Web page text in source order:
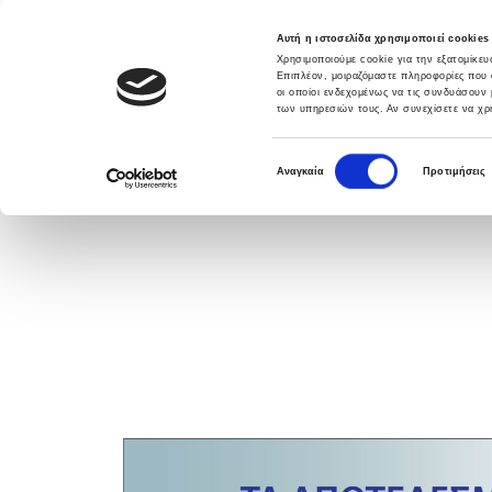
Αυτή η ιστοσελίδα χρησιμοποιεί cookies
Χρησιμοποιούμε cookie για την
Επιπλέον, μοιραζόμαστε πληροφορίες
οι οποίοι ενδεχομένως να τις
των υπηρεσιών τους. Αν συνεχίσετε να
ι
Αναγκαία Προτιμήσεις
DATABANK SOLUTIONS ΛΥΣΕΙΣ